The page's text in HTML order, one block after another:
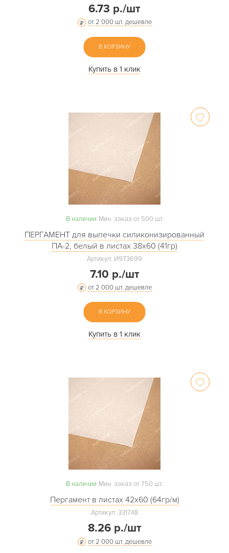
6.73 р./шт
от 2 000 шт. дешевле
В КОРЗИНУ
Купить в 1 клик
В наличии Мин. заказ от 500 шт.
ПЕРГАМЕНТ для выпечки силиконизированный
ПА-2, белый в листах 38х60 (41гр)
Артикул: И973699
7.10 р./шт
от 2 000 шт. дешевле
В КОРЗИНУ
Купить в 1 клик
В наличии Мин. заказ от 750 шт.
Пергамент в листах 42х60 (64гр/м)
Артикул: 331748
8.26 р./шт
от 2 000 шт. дешевле